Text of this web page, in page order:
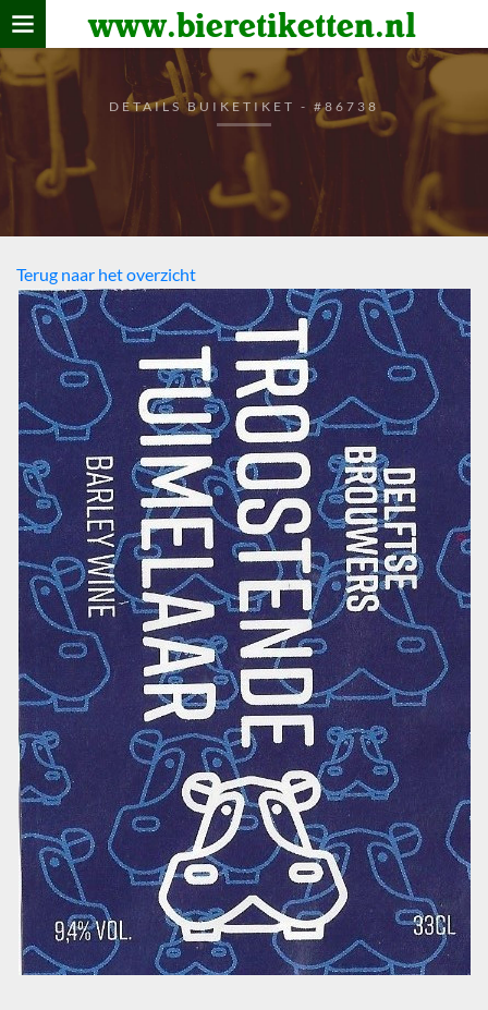
www.bieretiketten.nl
Home
verzamelen
De bierkaart
Bezoekers
DETAILS BUIKETIKET - #86738
Terug naar het overzicht